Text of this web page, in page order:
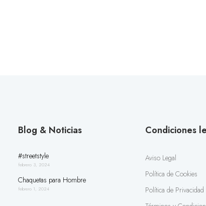
Blog & Noticias
#streetstyle
febrero 3, 2024
Chaquetas para Hombre
febrero 1, 2024
Condiciones
Aviso Legal
Política de Cookies
Política de Privacidad